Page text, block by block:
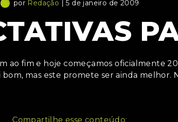
por Redação | 5 de janeiro de 2009
ao fim e hoje começamos oficialmente
mas este promete ser ainda melhor.
Compartilhe esse conteúdo: